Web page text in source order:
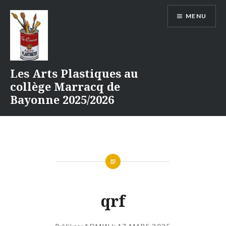
contenu
Les Arts Plastiques au
collège Marracq de
Bayonne 2025/2026
MENU
qrf